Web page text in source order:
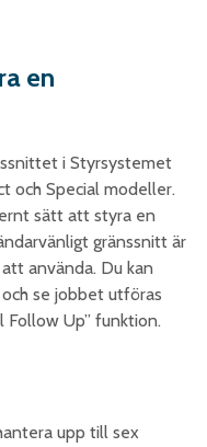
en
i Styrsystemet
och Special modeller.
sätt att styra en
gränssnitt är
använda. Du kan
se jobbet utföras
Follow Up” funktion.
upp till sex
och isolering
Fabricerade
hos WJS